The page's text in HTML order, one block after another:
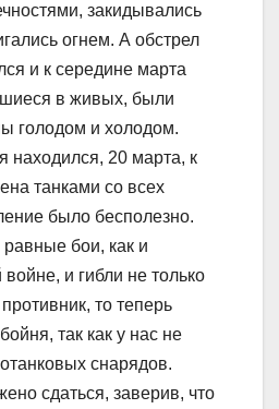
закидывались
огнем. А обстрел
и к середине марта
в живых, были
голодом и холодом.
находился, 20 марта, к
танками со всех
было бесполезно.
бои, как и
и гибли не только
то теперь
так как у нас не
снарядов.
сдаться, заверив, что